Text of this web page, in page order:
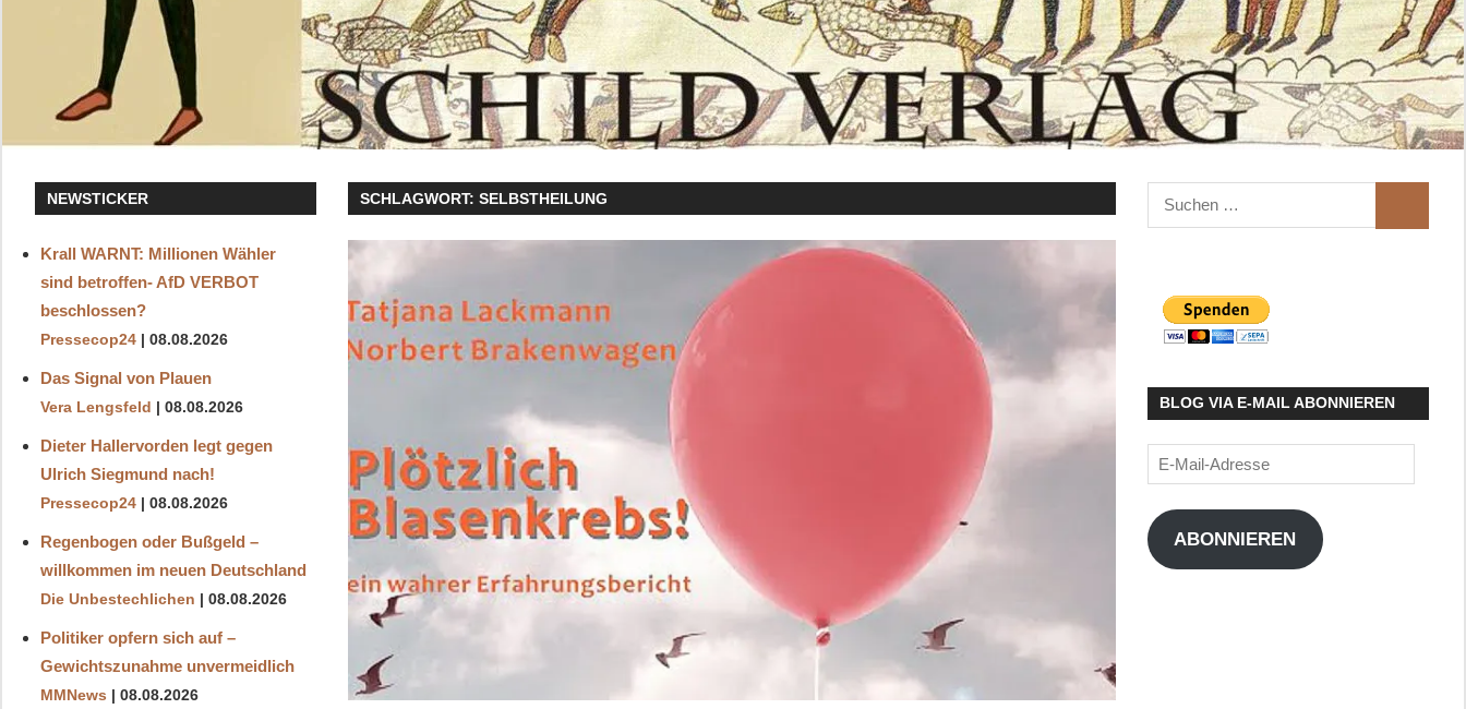
SCHLAGWORT:SELBSTHEILUNG
NEWSTICKER
Krall WARNT: Millionen Wähler
sind betroffen- AfD VERBOT
beschlossen?
Pressecop24 08.08.2026
Das Signal von Plauen
Vera Lengsfeld 08.08.2026
Dieter Hallervorden legt gegen
Ulrich Siegmund nach!
Pressecop24 08.08.2026
Regenbogen oder Bußgeld –
willkommen im neuen Deutschland
Die Unbestechlichen 08.08.2026
Politiker opfern sich auf –
Gewichtszunahme unvermeidlich
MMNews 08.08.2026
Suchen
nach:
BLOG VIA E-MAIL ABONNIEREN
E-
Mail-
Adresse
ABONNIEREN